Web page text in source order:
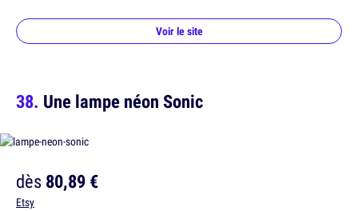
Voir le site
Une lampe néon Sonic
dès80,89 €
Etsy